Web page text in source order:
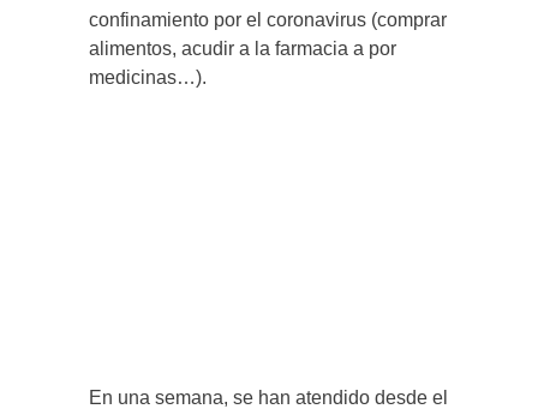
confinamiento por el coronavirus (comprar
alimentos, acudir a la farmacia a por
medicinas…).
En una semana, se han atendido desde el